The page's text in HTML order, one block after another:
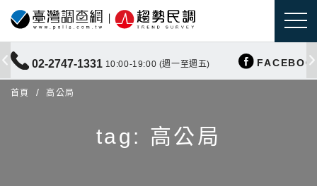
02-2747-1331 10:00-19:00 (週一至週五)
首頁 高公局
tag: 高公局